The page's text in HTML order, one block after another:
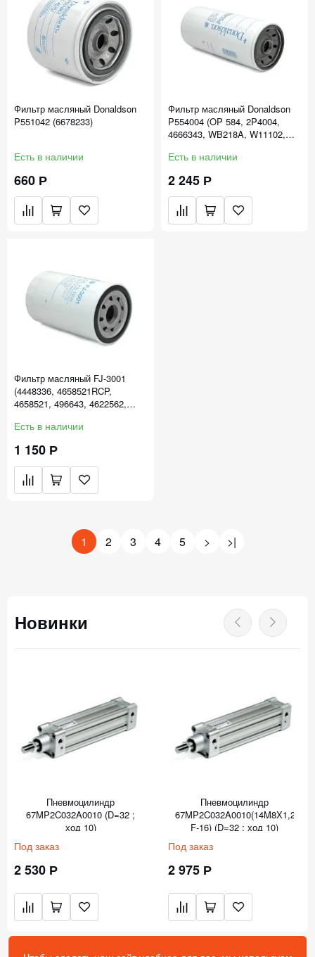
Фильтр масляный Donaldson
P551042 (6678233)
Есть в наличии
660 Р
Фильтр масляный Donaldson
P554004 (OP 584, 2P4004,
4666343, WB218A, W11102,
Есть в наличии
2 245 Р
Фильтр масляный FJ-3001
(4448336, 4658521RCP,
4658521, 496643, 4622562,
Есть в наличии
1 150 Р
1 2 3 4 5 > >|
Новинки
Пневмоцилиндр
67MP2C032A0010 (D=32 ;
ход 10)
Под заказ
2 530 Р
Пневмоцилиндр
67MP2C032A0010(14M8X1,25-
F-16) (D=32 ; ход 10)
Под заказ
2 975 Р